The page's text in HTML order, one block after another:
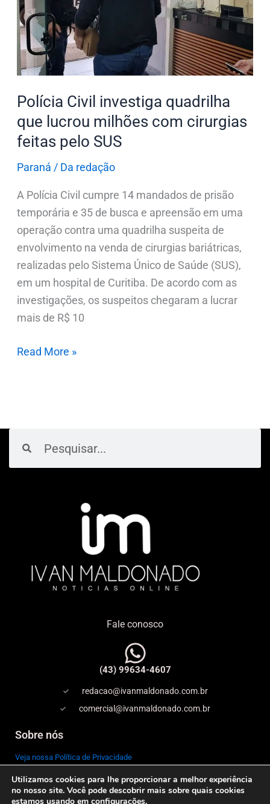
Polícia Civil investiga quadrilha
que lucrou milhões com cirurgias
feitas pelo SUS
Paraná / Da redação
A Polícia Civil cumpre 14 mandados de prisão
temporária e 35 de busca e apreensão em uma
operação contra uma quadrilha suspeita de
envolvimento na venda de cirurgias bariátricas,
realizadas pelo Sistema Único de Saúde (SUS),
em um hospital de Curitiba. De acordo com as
investigações, os suspeitos chegaram a lucrar
mais de R$ 10
lucrou
milhões
com
cirurgias
pelo
Read More »
Fale conosco
(43) 99634-4607
redacao@ivanmaldonado.com.br
comercial@ivanmaldonado.com.br
Sobre nós
Veja nossa Política de Privacidade
Copyright
Expediente
Utilizamos cookies para lhe proporcionar a melhor experiência
no nosso site. Você pode descobrir mais sobre quais cookies
estamos usando em configurações.